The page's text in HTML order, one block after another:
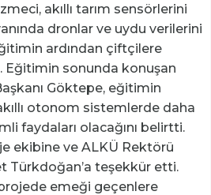
akıllı tarım sensörlerini
dronlar ve uydu verilerini
ardından çiftçilere
Eğitimin sonunda konuşan
Göktepe, eğitimin
otonom sistemlerde daha
faydaları olacağını belirtti.
ekibine ve ALKÜ Rektörü
Türkdoğan’a teşekkür etti.
emeği geçenlere